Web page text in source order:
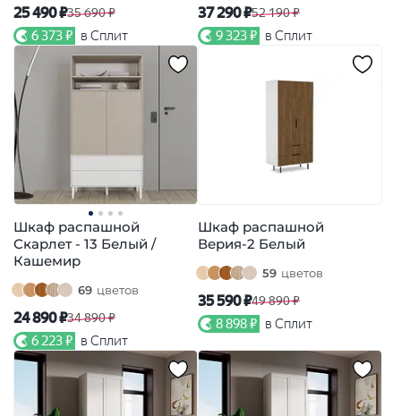
25 490 ₽35 690 ₽
6 373 ₽ в Сплит
37 290 ₽52 190 ₽
9 323 ₽ в Сплит
Шкаф распашной
Скарлет - 13 Белый /
Кашемир
69 цветов
24 890 ₽34 890 ₽
6 223 ₽ в Сплит
Шкаф распашной
Верия-2 Белый
59 цветов
35 590 ₽49 890 ₽
8 898 ₽ в Сплит